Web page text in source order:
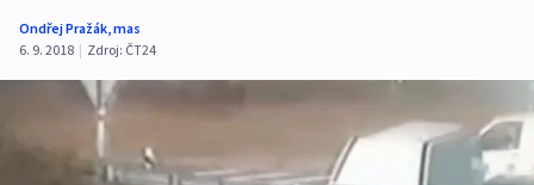
Ondřej Pražák,mas
6. 9. 2018 | Zdroj: ČT24